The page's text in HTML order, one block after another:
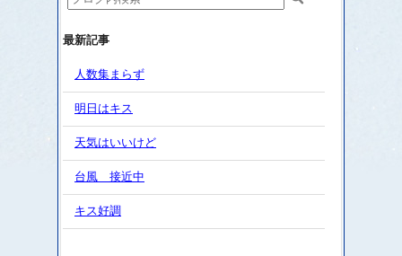
最新記事
人数集まらず
明日はキス
天気はいいけど
台風 接近中
キス好調